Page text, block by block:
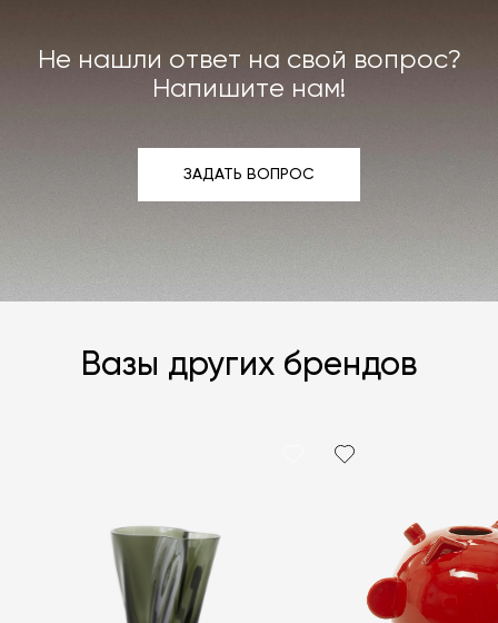
Не нашли ответ на свой вопрос?
Напишите нам!
ЗАДАТЬ ВОПРОС
Вазы других брендов